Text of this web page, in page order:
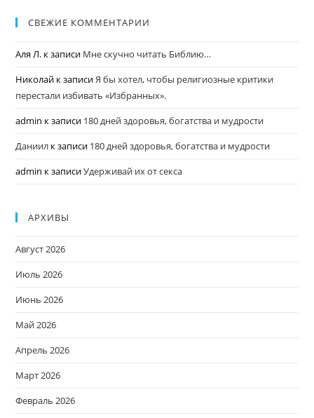
СВЕЖИЕ КОММЕНТАРИИ
Аля Л. к записи Мне скучно читать Библию…
Николай к записи Я бы хотел, чтобы религиозные критики
перестали избивать «Избранных».
admin к записи 180 дней здоровья, богатства и мудрости
Даниил к записи 180 дней здоровья, богатства и мудрости
admin к записиУдерживай их от секса
АРХИВЫ
Август 2026
Июль 2026
Июнь 2026
Май 2026
Апрель 2026
Март 2026
Февраль 2026